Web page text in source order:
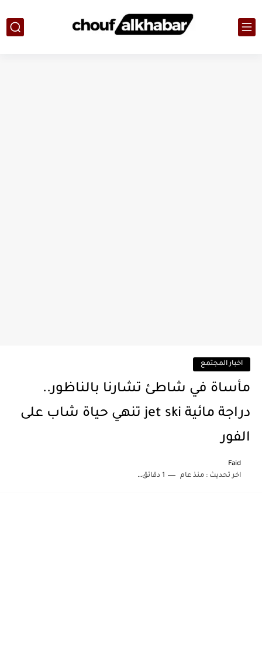
اخبار المجتمع
مأساة في شاطئ تشارنا بالناظور..
دراجة مائية jet ski تنهي حياة شاب على
الفور
Faid
اخر تحديث :منذ عام 1 دقائق للقراءة